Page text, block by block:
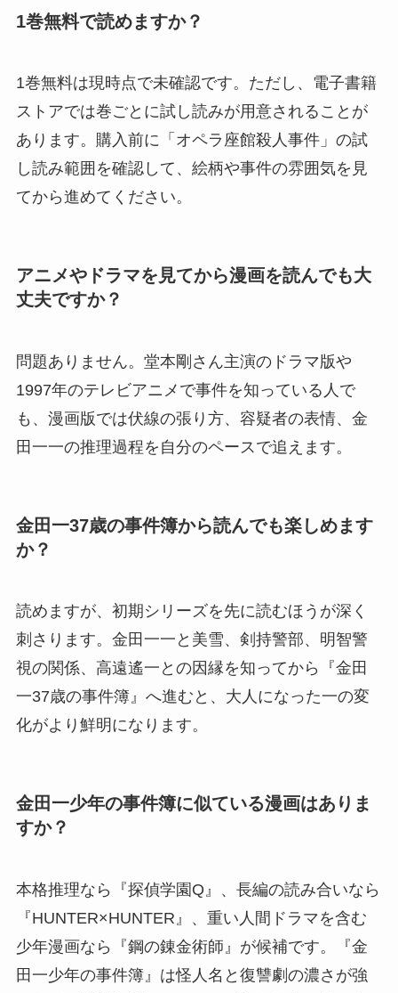
1巻無料で読めますか？
1巻無料は現時点で未確認です。ただし、電子書籍
ストアでは巻ごとに試し読みが用意されることが
あります。購入前に「オペラ座館殺人事件」の試
し読み範囲を確認して、絵柄や事件の雰囲気を見
てから進めてください。
アニメやドラマを見てから漫画を読んでも大
丈夫ですか？
問題ありません。堂本剛さん主演のドラマ版や
1997年のテレビアニメで事件を知っている人で
も、漫画版では伏線の張り方、容疑者の表情、金
田一一の推理過程を自分のペースで追えます。
金田一37歳の事件簿から読んでも楽しめます
か？
読めますが、初期シリーズを先に読むほうが深く
刺さります。金田一一と美雪、剣持警部、明智警
視の関係、高遠遙一との因縁を知ってから『金田
一37歳の事件簿』へ進むと、大人になった一の変
化がより鮮明になります。
金田一少年の事件簿に似ている漫画はありま
すか？
本格推理なら『探偵学園Q』、長編の読み合いなら
『HUNTER×HUNTER』、重い人間ドラマを含む
少年漫画なら『鋼の錬金術師』が候補です。『金
田一少年の事件簿』は怪人名と復讐劇の濃さが強